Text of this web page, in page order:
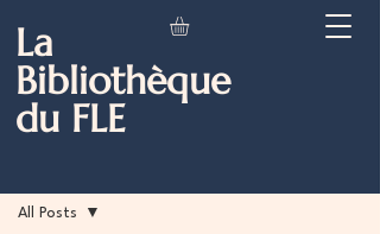
La
Bibliothèque
du FLE
All Posts